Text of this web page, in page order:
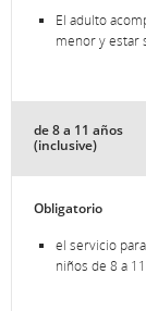
El adulto
menor y estar
de 8 a 11 años
(inclusive)
Obligatorio
el servicio
niños de 8 a